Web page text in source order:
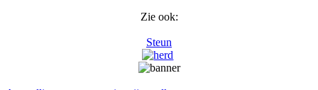
Zie ook:
Steun